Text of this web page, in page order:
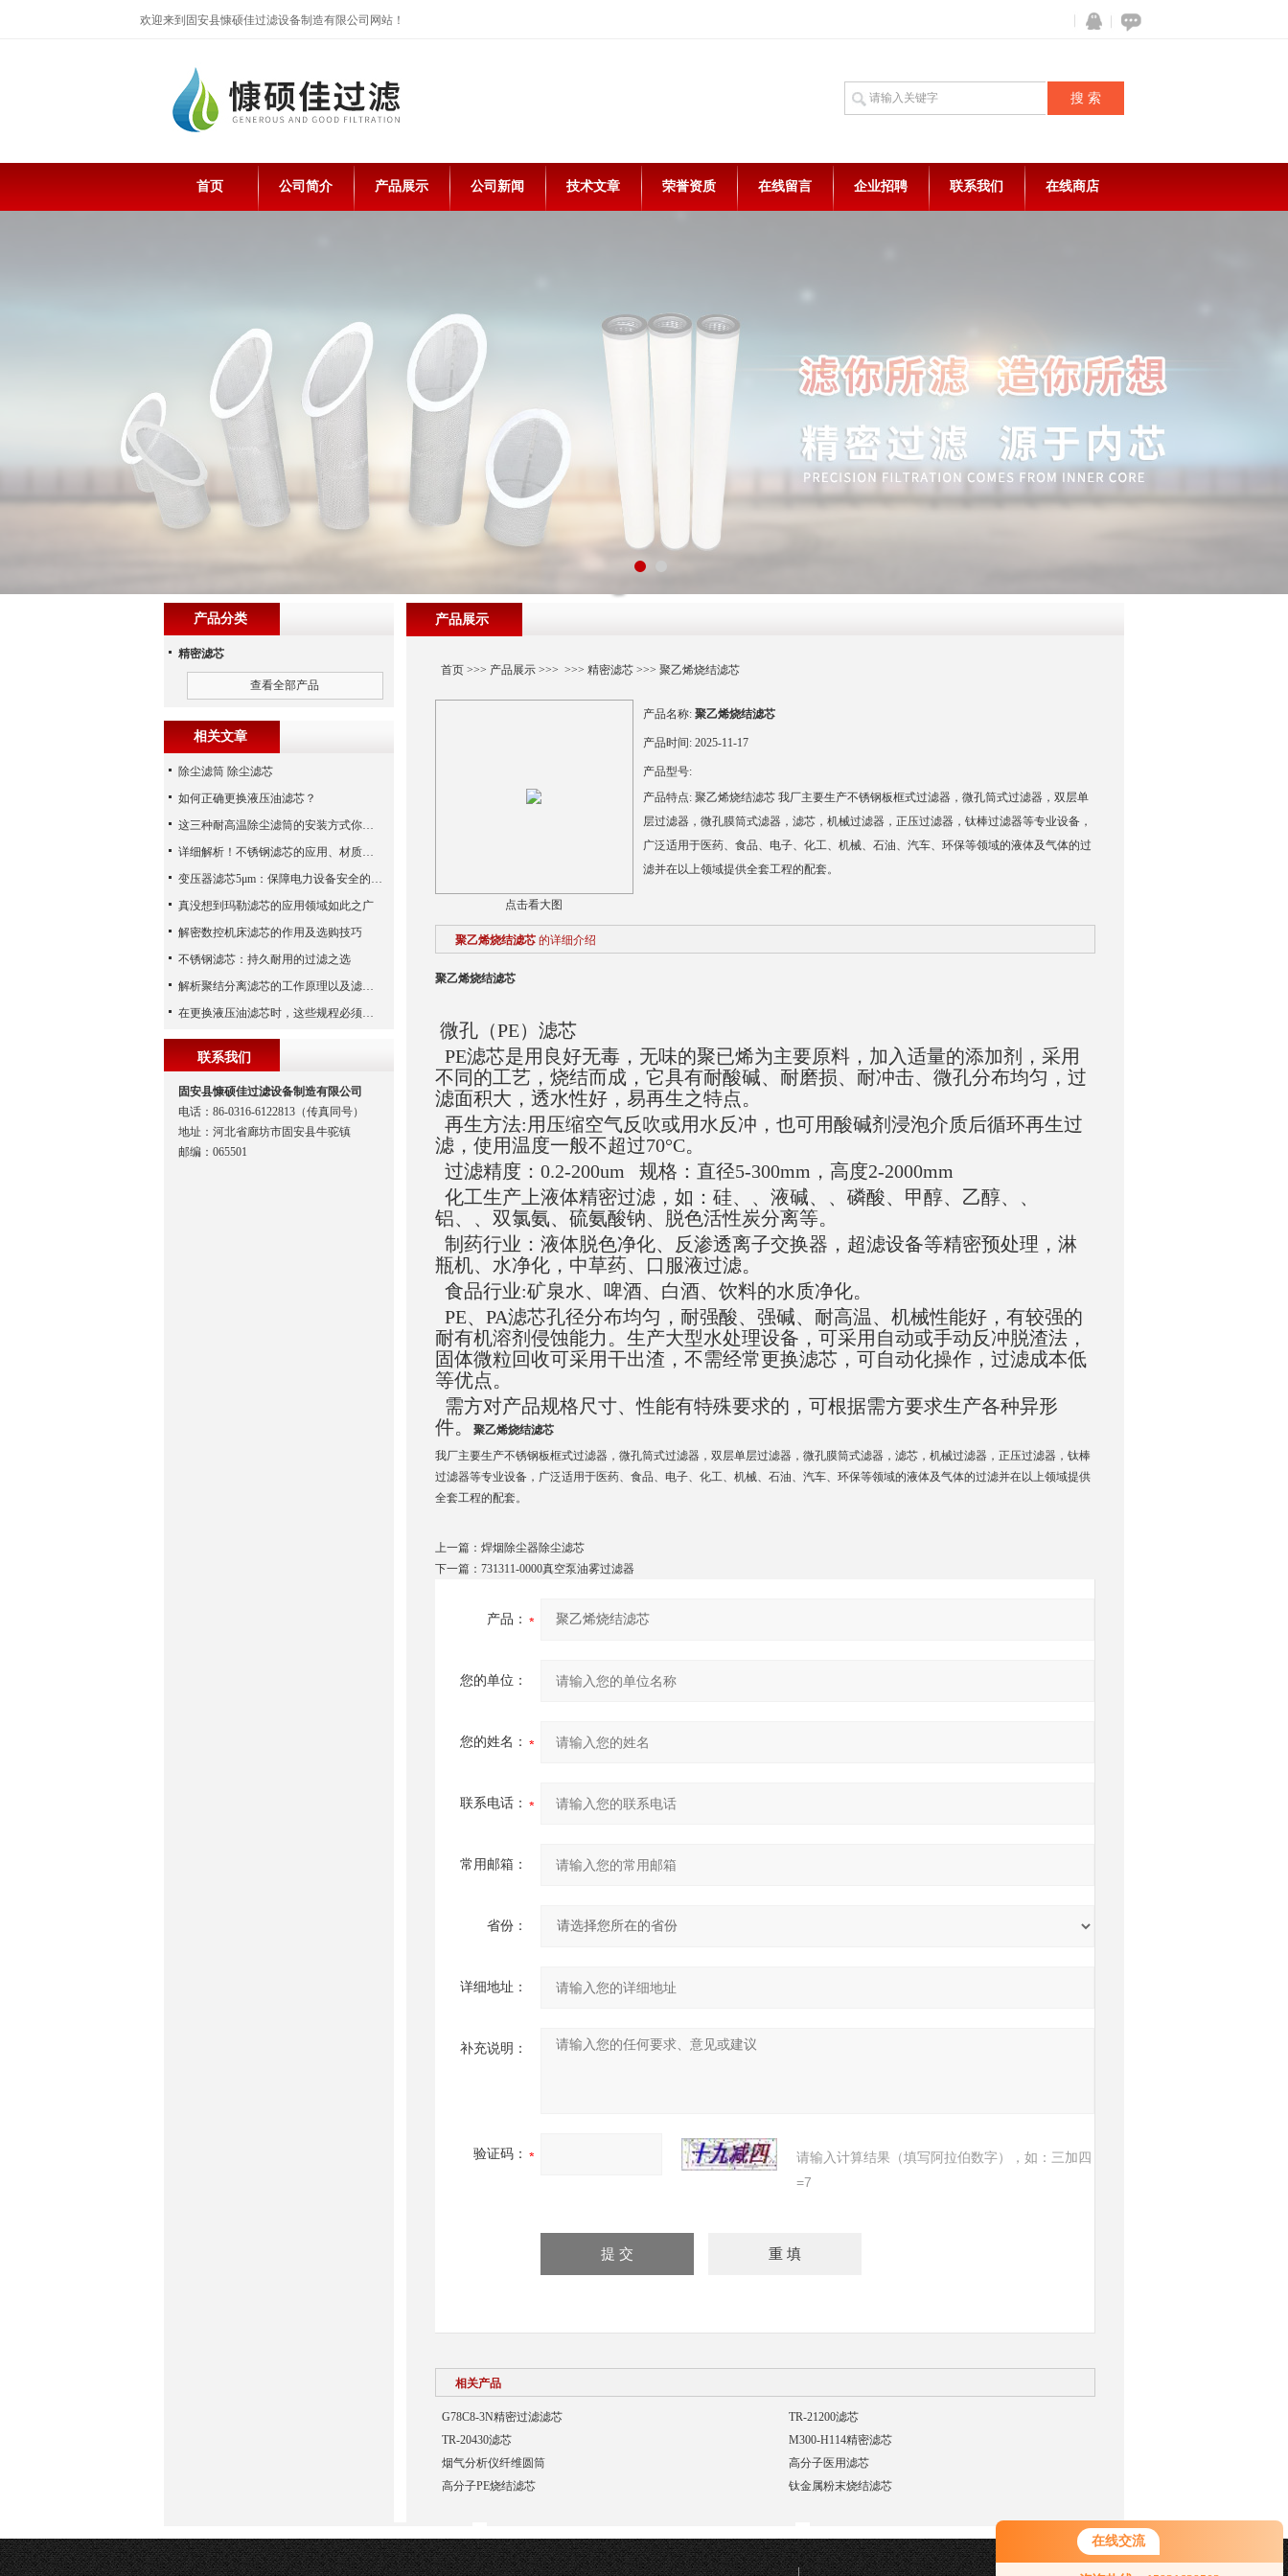
在线交流
您好！欢迎前来咨询，很高兴为您
欢迎来到固安县慷硕佳过滤设备制造有限公司网站！
首页 公司简介 产品展示 公司新闻 技术文章 荣誉资质 在线留言 企业招聘 联系我们 在线商店
产品展示
首页>>> 产品展示>>> >>> 精密滤芯>>> 聚乙烯烧结滤芯
点击看大图
产品名称: 聚乙烯烧结滤芯
产品时间: 2025-11-17
产品型号:
产品特点: 聚乙烯烧结滤芯 我厂主要生产不锈钢板框式过滤器，微孔筒式过滤器，双层单
层过滤器，微孔膜筒式滤器，滤芯，机械过滤器，正压过滤器，钛棒过滤器等专业设备，
广泛适用于医药、食品、电子、化工、机械、石油、汽车、环保等领域的液体及气体的过
滤并在以上领域提供全套工程的配套。
聚乙烯烧结滤芯 的详细介绍
聚乙烯烧结滤芯
微孔（PE）滤芯
PE滤芯是用良好无毒，无味的聚已烯为主要原料，加入适量的添加剂，采用
不同的工艺，烧结而成，它具有耐酸碱、耐磨损、耐冲击、微孔分布均匀，过
滤面积大，透水性好，易再生之特点。
再生方法:用压缩空气反吹或用水反冲，也可用酸碱剂浸泡介质后循环再生过
滤，使用温度一般不超过70°C。
过滤精度：0.2-200um 规格：直径5-300mm，高度2-2000mm
化工生产上液体精密过滤，如：硅、、液碱、、磷酸、甲醇、乙醇、、
铝、、双氯氨、硫氨酸钠、脱色活性炭分离等。
制药行业：液体脱色净化、反渗透离子交换器，超滤设备等精密预处理，淋
瓶机、水净化，中草药、口服液过滤。
食品行业:矿泉水、啤酒、白酒、饮料的水质净化。
PE、 PA滤芯孔径分布均匀，耐强酸、强碱、耐高温、机械性能好，有较强的
耐有机溶剂侵蚀能力。生产大型水处理设备，可采用自动或手动反冲脱渣法，
固体微粒回收可采用干出渣，不需经常更换滤芯，可自动化操作，过滤成本低
等优点。
需方对产品规格尺寸、性能有特殊要求的，可根据需方要求生产各种异形
件。
聚乙烯烧结滤芯
我厂主要生产不锈钢板框式过滤器，微孔筒式过滤器，双层单层过滤器，微孔膜筒式滤器，滤芯，机械过滤器，正压过滤器，钛棒
过滤器等专业设备，广泛适用于医药、食品、电子、化工、机械、石油、汽车、环保等领域的液体及气体的过滤并在以上领域提供
全套工程的配套。
上一篇： 焊烟除尘器除尘滤芯
下一篇： 731311-0000真空泵油雾过滤器
产品：
您的单位：
您的姓名：
联系电话：
常用邮箱：
省份：
详细地址：
补充说明：
验证码：
请输入计算结果（填写阿拉伯数字），如：三加四
=7
相关产品
G78C8-3N精密过滤滤芯
TR-21200滤芯
TR-20430滤芯
M300-H114精密滤芯
烟气分析仪纤维圆筒
高分子医用滤芯
高分子PE烧结滤芯
钛金属粉末烧结滤芯
产品分类
精密滤芯
查看全部产品
相关文章
除尘滤筒 除尘滤芯
如何正确更换液压油滤芯？
这三种耐高温除尘滤筒的安装方式你都知道吗？
详细解析！不锈钢滤芯的应用、材质以及使用特点
变压器滤芯5μm：保障电力设备安全的关键
真没想到玛勒滤芯的应用领域如此之广
解密数控机床滤芯的作用及选购技巧
不锈钢滤芯：持久耐用的过滤之选
解析聚结分离滤芯的工作原理以及滤材制作
在更换液压油滤芯时，这些规程必须遵守
联系我们
固安县慷硕佳过滤设备制造有限公司
电话：86-0316-6122813（传真同号）
地址：河北省廊坊市固安县牛驼镇
邮编：065501